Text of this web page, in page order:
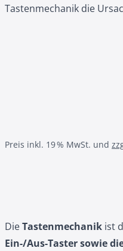
Tastenmechanik die
Preis inkl. 19 % MwSt. und
DieTastenmechanik ist
Ein-/Aus-Taster sowie